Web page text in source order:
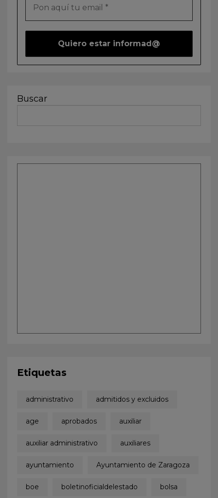
Buscar
Etiquetas
administrativo admitidos y excluidos
age aprobados auxiliar
auxiliar administrativo auxiliares
ayuntamiento Ayuntamiento de Zaragoza
boe boletinoficialdelestado bolsa